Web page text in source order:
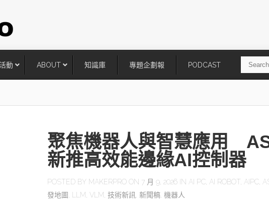
台灣搶攻後矽時代半導體關鍵技
AI走向實體世界 安森美70億美
動 ABOUT 知識庫 專題企劃報 PODCAST
a
r
聚焦機器人與智慧應用
新推高效能邊緣AI控制器
POSTED BY MAKERPRO ON 7 月 9, 2026 IN AI PC AI ROBOT AIPC
發地圖
LLM VLM 技術新訊 新聞稿 機器人